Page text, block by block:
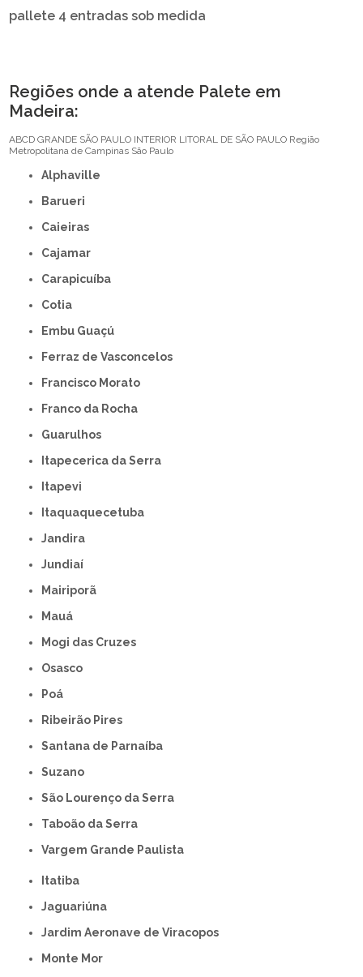
pallete 4 entradas sob medida
Regiões onde a atende Palete em
Madeira:
ABCD GRANDE SÃO PAULO INTERIOR LITORAL DE SÃO PAULO Região
Metropolitana de Campinas São Paulo
Alphaville
Barueri
Caieiras
Cajamar
Carapicuíba
Cotia
Embu Guaçú
Ferraz de Vasconcelos
Francisco Morato
Franco da Rocha
Guarulhos
Itapecerica da Serra
Itapevi
Itaquaquecetuba
Jandira
Jundiaí
Mairiporã
Mauá
Mogi das Cruzes
Osasco
Poá
Ribeirão Pires
Santana de Parnaíba
Suzano
São Lourenço da Serra
Taboão da Serra
Vargem Grande Paulista
Itatiba
Jaguariúna
Jardim Aeronave de Viracopos
Monte Mor